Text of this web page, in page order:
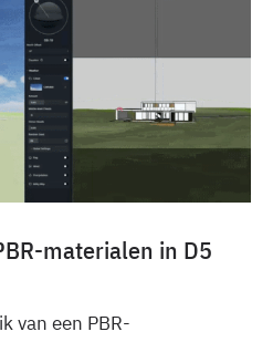
materialen in D5
van een PBR-